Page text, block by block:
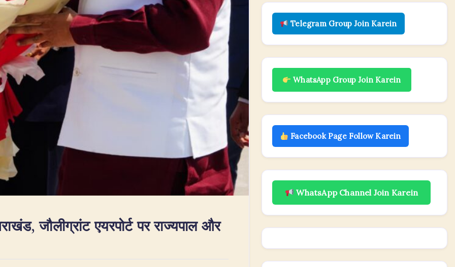
जौलीग्रांट एयरपोर्ट पर राज्यपाल और
Telegram Group Join Karein
WhatsApp Group Join Karein
Facebook Page Follow Karein
WhatsApp Channel Join Karein